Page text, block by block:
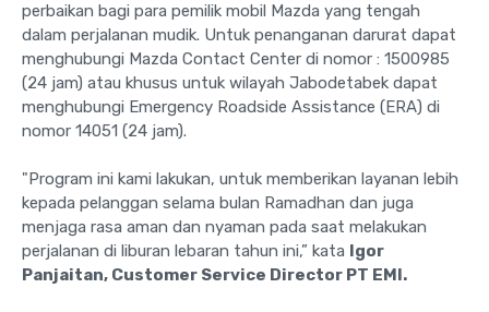
perbaikan bagi para pemilik mobil Mazda yang tengah
dalam perjalanan mudik. Untuk penanganan darurat dapat
menghubungi Mazda Contact Center di nomor : 1500985
(24 jam) atau khusus untuk wilayah Jabodetabek dapat
menghubungi Emergency Roadside Assistance (ERA) di
nomor 14051 (24 jam).
"Program ini kami lakukan, untuk memberikan layanan lebih
kepada pelanggan selama bulan Ramadhan dan juga
menjaga rasa aman dan nyaman pada saat melakukan
perjalanan di liburan lebaran tahun ini,” kata Igor
Panjaitan, Customer Service Director PT EMI.